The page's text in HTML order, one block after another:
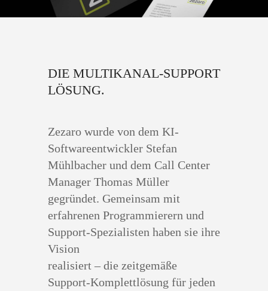
DIE MULTIKANAL-SUPPORT
LÖSUNG.
Zezaro wurde von dem KI-
Softwareentwickler Stefan
Mühlbacher und dem Call Center
Manager Thomas Müller
gegründet. Gemeinsam mit
erfahrenen Programmierern und
Support-Spezialisten haben sie ihre
Vision
realisiert – die zeitgemäße
Support-Komplettlösung für jeden